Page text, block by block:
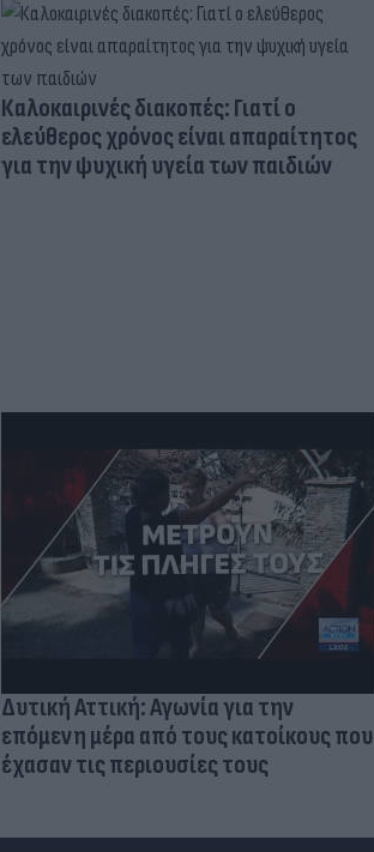
Καλοκαιρινές διακοπές: Γιατί ο
ελεύθερος χρόνος είναι απαραίτητος
για την ψυχική υγεία των παιδιών
Δυτική Αττική: Αγωνία για την
επόμενη μέρα από τους κατοίκους που
έχασαν τις περιουσίες τους